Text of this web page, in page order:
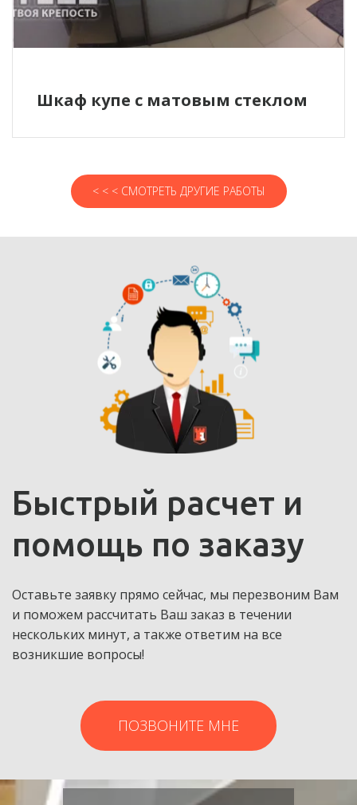
Шкаф купе с матовым стеклом
< < < СМОТРЕТЬ ДРУГИЕ РАБОТЫ
Быстрый расчет и
помощь по заказу
Оставьте заявку прямо сейчас, мы перезвоним Вам
и поможем рассчитать Ваш заказ в течении
нескольких минут, а также ответим на все
возникшие вопросы!
ПОЗВОНИТЕ МНЕ